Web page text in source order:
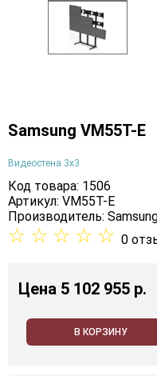
Samsung VM55T-E
Видеостена 3х3
Код товара: 1506
Артикул: VM55T-E
Производитель:
☆ ☆ ☆ ☆ ☆ 0
Цена 5 102 955 p.
В КОРЗИНУ